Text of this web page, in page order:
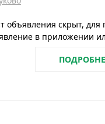
объявления скрыт, для
в приложении